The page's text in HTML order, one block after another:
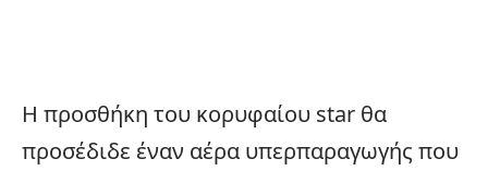
Η προσθήκη του κορυφαίου star θα
προσέδιδε έναν αέρα υπερπαραγωγής που